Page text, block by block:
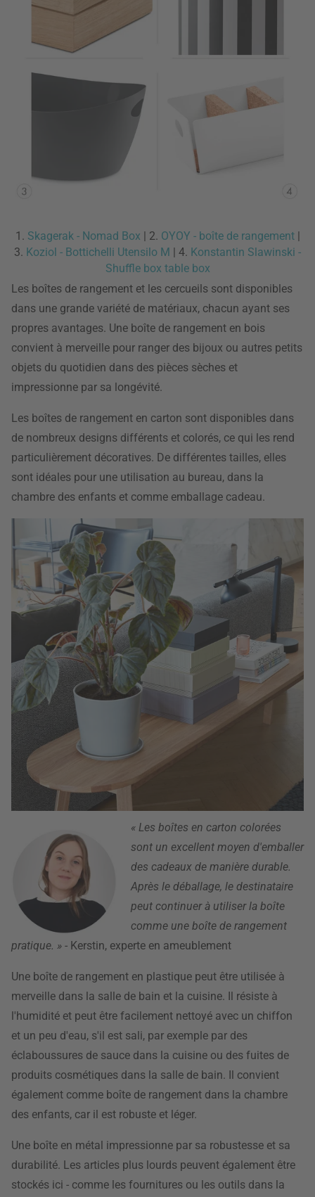
1. Skagerak - Nomad Box | 2. OYOY - boîte de rangement|
3. Koziol - Bottichelli Utensilo M | 4. Konstantin Slawinski -
Shuffle box table box
Les boîtes de rangement et les cercueils sont disponibles
dans une grande variété de matériaux, chacun ayant ses
propres avantages. Une boîte de rangement en bois
convient à merveille pour ranger des bijoux ou autres petits
objets du quotidien dans des pièces sèches et
impressionne par sa longévité.
Les boîtes de rangement en carton sont disponibles dans
de nombreux designs différents et colorés, ce qui les rend
particulièrement décoratives. De différentes tailles, elles
sont idéales pour une utilisation au bureau, dans la
chambre des enfants et comme emballage cadeau.
« Les boîtes en carton colorées
sont un excellent moyen d'emballer
des cadeaux de manière durable.
Après le déballage, le destinataire
peut continuer à utiliser la boîte
comme une boîte de rangement
pratique. » - Kerstin, experte en ameublement
Une boîte de rangement en plastique peut être utilisée à
merveille dans la salle de bain et la cuisine. Il résiste à
l'humidité et peut être facilement nettoyé avec un chiffon
et un peu d'eau, s'il est sali, par exemple par des
éclaboussures de sauce dans la cuisine ou des fuites de
produits cosmétiques dans la salle de bain. Il convient
également comme boîte de rangement dans la chambre
des enfants, car il est robuste et léger.
Une boîte en métal impressionne par sa robustesse et sa
durabilité. Les articles plus lourds peuvent également être
stockés ici - comme les fournitures ou les outils dans la